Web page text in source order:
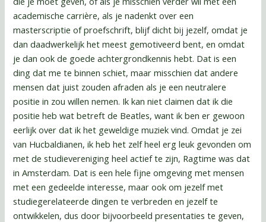
academische carrière, als je nadenkt over een
masterscriptie of proefschrift, blijf dicht bij jezelf, omdat je
dan daadwerkelijk het meest gemotiveerd bent, en omdat
je dan ook de goede achtergrondkennis hebt. Dat is een
ding dat me te binnen schiet, maar misschien dat andere
mensen dat juist zouden afraden als je een neutralere
positie in zou willen nemen. Ik kan niet claimen dat ik die
positie heb wat betreft de Beatles, want ik ben er gewoon
eerlijk over dat ik het geweldige muziek vind. Omdat je zei
van Hucbaldianen, ik heb het zelf heel erg leuk gevonden om
met de studievereniging heel actief te zijn, Ragtime was dat
in Amsterdam. Dat is een hele fijne omgeving met mensen
met een gedeelde interesse, maar ook om jezelf met
studiegerelateerde dingen te verbreden en jezelf te
ontwikkelen, dus door bijvoorbeeld presentaties te geven,